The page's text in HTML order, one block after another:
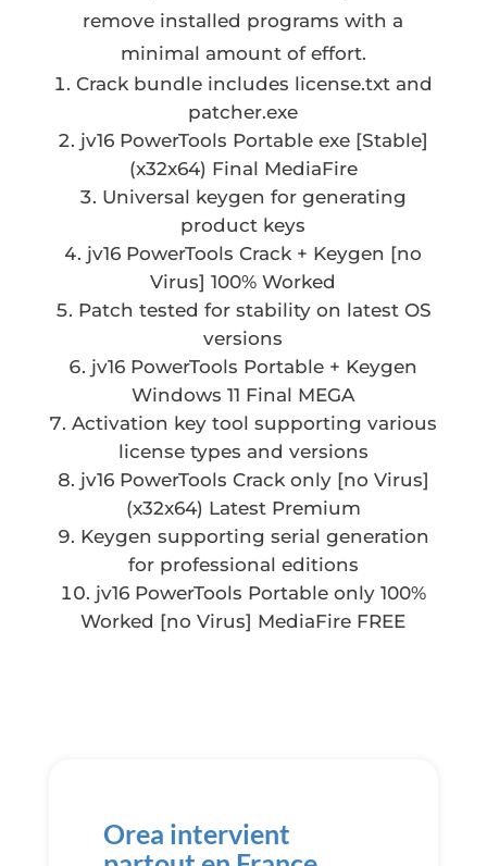
remove installed programs with a
minimal amount of effort.
Crack bundle includes license.txt and
patcher.exe
jv16 PowerTools Portable exe [Stable]
(x32x64) Final MediaFire
Universal keygen for generating
product keys
jv16 PowerTools Crack + Keygen [no
Virus] 100% Worked
Patch tested for stability on latest OS
versions
jv16 PowerTools Portable + Keygen
Windows 11 Final MEGA
Activation key tool supporting various
license types and versions
jv16 PowerTools Crack only [no Virus]
(x32x64) Latest Premium
Keygen supporting serial generation
for professional editions
jv16 PowerTools Portable only 100%
Worked [no Virus] MediaFire FREE
Orea intervient